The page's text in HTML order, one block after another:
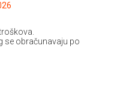
se obračunavaju po